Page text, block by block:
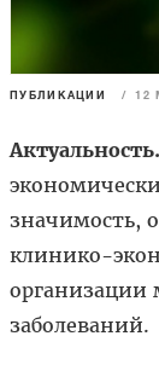
ПУБЛИКАЦИИ / 12
Актуальность.
значимость,
клинико-
заболеваний.